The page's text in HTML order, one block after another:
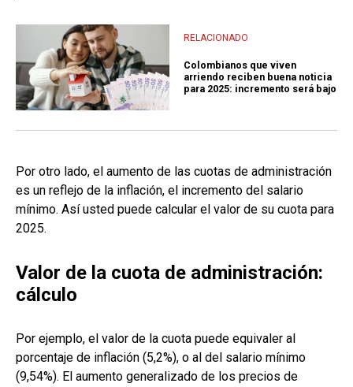
RELACIONADO
Colombianos que viven
arriendo reciben buena noticia
para 2025: incremento será bajo
Por otro lado, el aumento de las cuotas de administración
es un reflejo de la inflación, el incremento del salario
mínimo. Así usted puede calcular el valor de su cuota para
2025.
Valor de la cuota de administración:
cálculo
Por ejemplo, el valor de la cuota puede equivaler al
porcentaje de inflación (5,2%), o al del salario mínimo
(9,54%). El aumento generalizado de los precios de